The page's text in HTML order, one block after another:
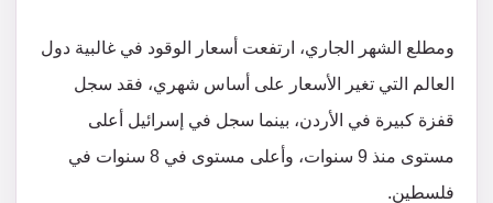
ومطلع الشهر الجاري، ارتفعت أسعار الوقود في غالبية دول
العالم التي تغير الأسعار على أساس شهري، فقد سجل
قفزة كبيرة في الأردن، بينما سجل في إسرائيل أعلى
مستوى منذ 9 سنوات، وأعلى مستوى في 8 سنوات في
فلسطين.